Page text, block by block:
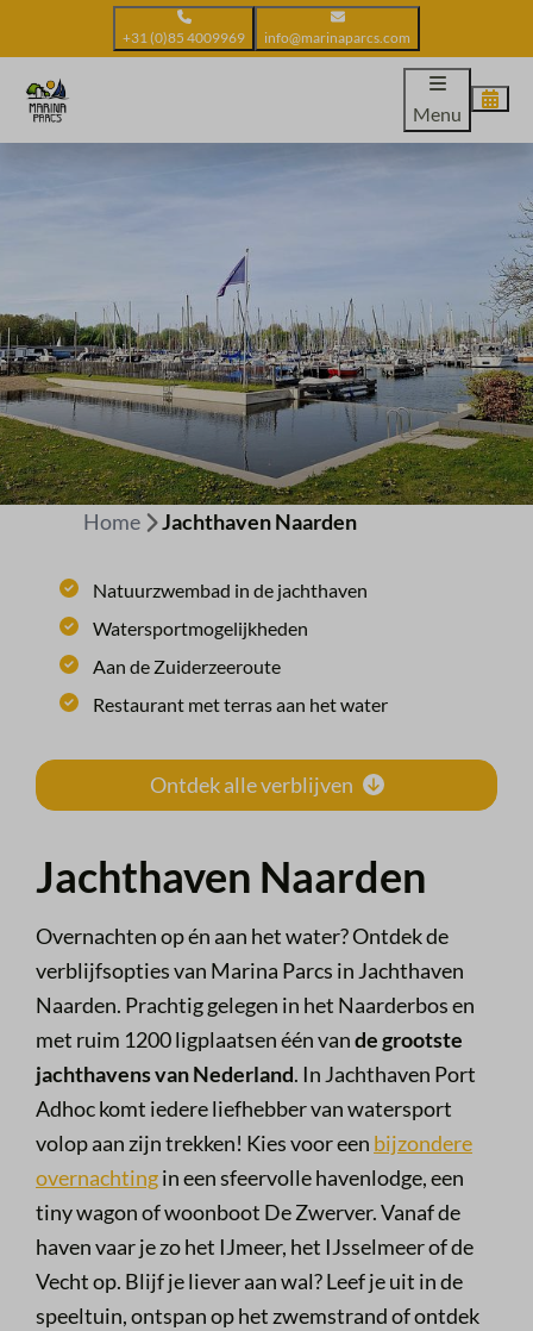
+31 (0)85 4009969 info@marinaparcs.com
Menu
Home Jachthaven Naarden
Natuurzwembad in de jachthaven
Watersportmogelijkheden
Aan de Zuiderzeeroute
Restaurant met terras aan het water
Ontdek alle verblijven
Jachthaven Naarden
Overnachten op én aan het water? Ontdek de
verblijfsopties van Marina Parcs in Jachthaven
Naarden. Prachtig gelegen in het Naarderbos en
met ruim 1200 ligplaatsen één vande grootste
jachthavens van Nederland. In Jachthaven Port
Adhoc komt iedere liefhebber van watersport
volop aan zijn trekken! Kies voor een bijzondere
overnachtingin een sfeervolle havenlodge, een
tiny wagon of woonboot De Zwerver. Vanaf de
haven vaar je zo het IJmeer, het IJsselmeer of de
Vecht op. Blijf je liever aan wal? Leef je uit in de
speeltuin, ontspan op het zwemstrand of ontdek